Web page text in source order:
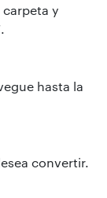
y
hasta la
convertir.